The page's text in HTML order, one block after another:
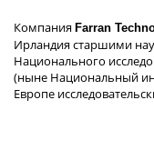
Компания Farran
Ирландия старшими
Национального
(ныне Национальный
Европе